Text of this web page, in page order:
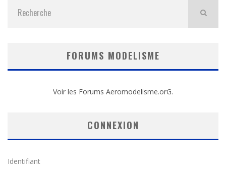
FORUMS MODELISME
Voir les Forums Aeromodelisme.orG.
CONNEXION
Identifiant